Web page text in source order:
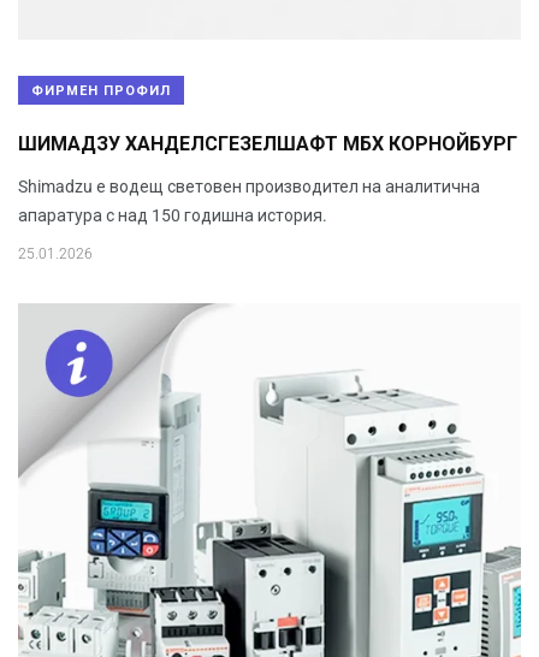
ФИРМЕН ПРОФИЛ
ШИМАДЗУ ХАНДЕЛСГЕЗЕЛШАФТ МБХ КОРНОЙБУРГ
Shimadzu е водещ световен производител на аналитична
апаратура с над 150 годишна история.
25.01.2026